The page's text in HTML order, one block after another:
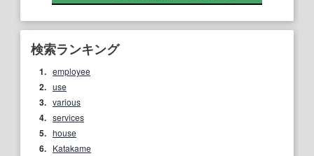
検索ランキング
1. employee
2. use
3. various
4. services
5. house
6. Katakame